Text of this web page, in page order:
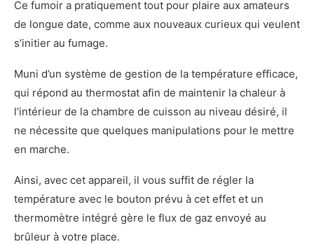
Ce fumoir a pratiquement tout pour plaire aux amateurs
de longue date, comme aux nouveaux curieux qui veulent
s’initier au fumage.
Muni d’un système de gestion de la température efficace,
qui répond au thermostat afin de maintenir la chaleur à
l’intérieur de la chambre de cuisson au niveau désiré, il
ne nécessite que quelques manipulations pour le mettre
en marche.
Ainsi, avec cet appareil, il vous suffit de régler la
température avec le bouton prévu à cet effet et un
thermomètre intégré gère le flux de gaz envoyé au
brûleur à votre place.